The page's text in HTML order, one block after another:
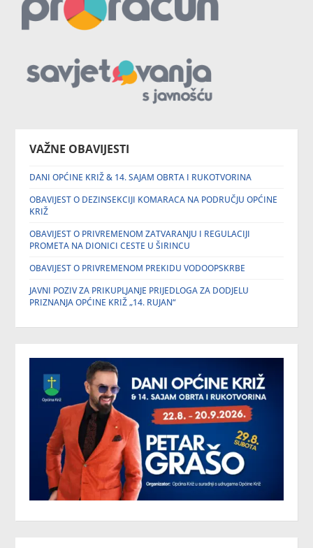
VAŽNE OBAVIJESTI
DANI OPĆINE KRIŽ & 14. SAJAM OBRTA I RUKOTVORINA
OBAVIJEST O DEZINSEKCIJI KOMARACA NA PODRUČJU OPĆINE
KRIŽ
OBAVIJEST O PRIVREMENOM ZATVARANJU I REGULACIJI
PROMETA NA DIONICI CESTE U ŠIRINCU
OBAVIJEST O PRIVREMENOM PREKIDU VODOOPSKRBE
JAVNI POZIV ZA PRIKUPLJANJE PRIJEDLOGA ZA DODJELU
PRIZNANJA OPĆINE KRIŽ „14. RUJAN“